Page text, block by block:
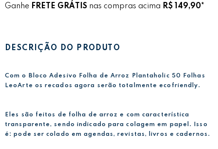
Ganhe FRETE GRÁTIS nas compras acima R$ 149,90*
DESCRIÇÃO DO PRODUTO
Com o Bloco Adesivo Folha de Arroz Plantaholic 50 Folhas
LeoArte os recados agora serão totalmente ecofriendly.
Eles são feitos de folha de arroz e com característica
transparente, sendo indicado para colagem em papel. Isso
é: pode ser colado em agendas, revistas, livros e cadernos.